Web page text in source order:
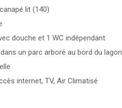
lit (140)
douche et 1 WC indépendant
un parc arboré au bord du lagon
internet, TV, Air Climatisé